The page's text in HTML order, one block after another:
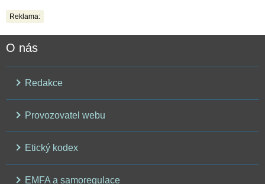
Reklama:
O nás
Redakce
Provozovatel webu
Etický kodex
EMFA a samoregulace